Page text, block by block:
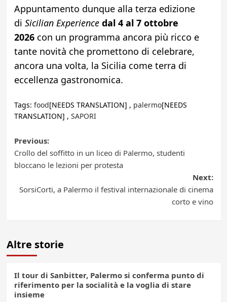
Appuntamento dunque alla terza edizione
di Sicilian Experience dal 4 al 7 ottobre
2026con un programma ancora più ricco e
tante novità che promettono di celebrare,
ancora una volta, la Sicilia come terra di
eccellenza gastronomica.
Tags: food[NEEDS TRANSLATION] , palermo[NEEDS
TRANSLATION] , SAPORI
Post
navigation
Previous:
Crollo del soffitto in un liceo di Palermo, studenti
bloccano le lezioni per protesta
Next:
SorsiCorti, a Palermo il festival internazionale di cinema
corto e vino
Altre storie
Il tour di Sanbitter, Palermo si conferma punto di
riferimento per la socialità e la voglia di stare
insieme